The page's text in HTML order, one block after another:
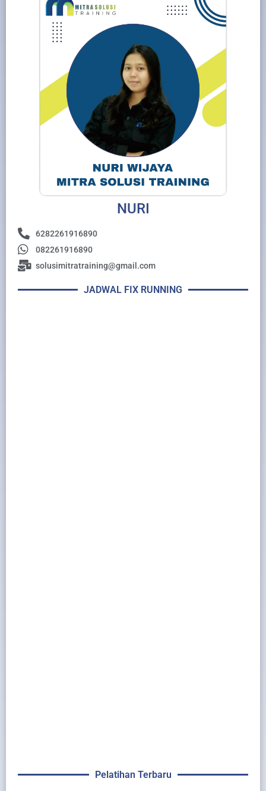
NURI
6282261916890
082261916890
solusimitratraining@gmail.com
JADWAL FIX RUNNING
Pelatihan Terbaru